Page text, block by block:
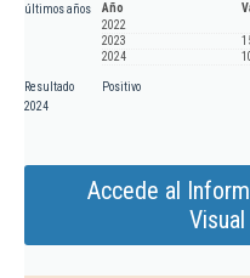
últimos años
Año
2022
2023
2024
Resultado
2024
Positivo
Accede al